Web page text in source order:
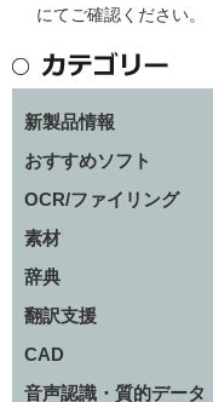
にてご確認ください。
新製品情報
おすすめソフト
OCR/ファイリング
素材
辞典
翻訳支援
CAD
音声認識・質的データ